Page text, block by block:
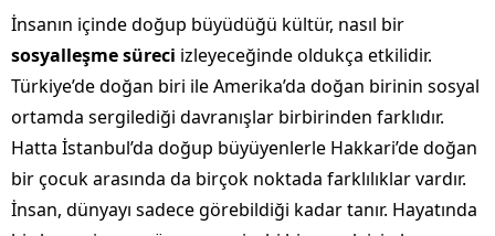
İnsanın içinde doğup büyüdüğü kültür, nasıl bir
sosyalleşme süreci izleyeceğinde oldukça etkilidir.
Türkiye’de doğan biri ile Amerika’da doğan birinin sosyal
ortamda sergilediği davranışlar birbirinden farklıdır.
Hatta İstanbul’da doğup büyüyenlerle Hakkari’de doğan
bir çocuk arasında da birçok noktada farklılıklar vardır.
İnsan, dünyayı sadece görebildiği kadar tanır. Hayatında